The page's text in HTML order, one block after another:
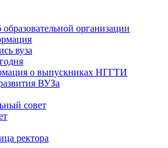
организации
вуза
о выпускниках НГГТИ
ВУЗа
совет
ректора